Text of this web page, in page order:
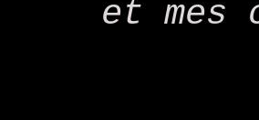
et mes